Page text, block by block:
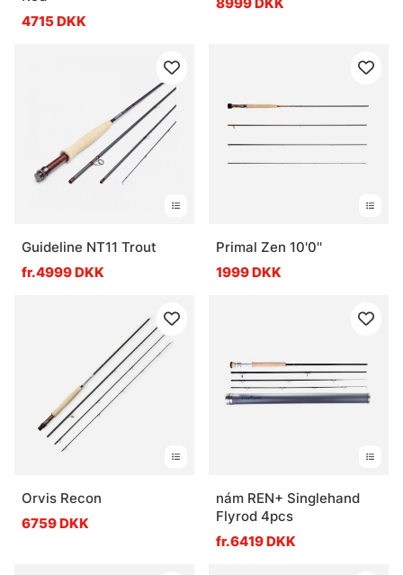
4715 DKK
Guideline NT11 Trout
fr.4999 DKK
Primal Zen 10'0''
1999 DKK
Orvis Recon
6759 DKK
nám REN+ Singlehand
Flyrod 4pcs
fr.6419 DKK